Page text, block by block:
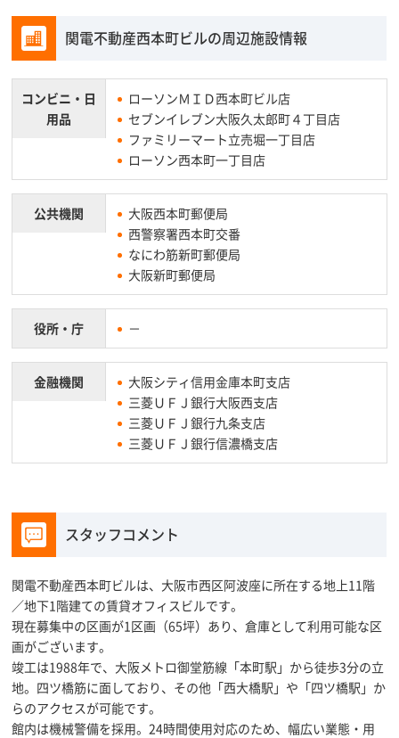
関電不動産西本町ビルの周辺施設情報
コンビニ・ 日
用品
ローソンＭＩＤ西本町ビル店
セブンイレブン大阪久太郎町４丁目店
ファミリーマート立売堀一丁目店
ローソン西本町一丁目店
公共機関
大阪西本町郵便局
西警察署西本町交番
なにわ筋新町郵便局
大阪新町郵便局
役所・庁 －
金融機関
大阪シティ信用金庫本町支店
三菱ＵＦＪ銀行大阪西支店
三菱ＵＦＪ銀行九条支店
三菱ＵＦＪ銀行信濃橋支店
スタッフコメント
関電不動産西本町ビルは、大阪市西区阿波座に所在する地上11階
／地下1階建ての賃貸オフィスビルです。
現在募集中の区画が1区画（65坪）あり、倉庫として利用可能な区
画がございます。
竣工は1988年で、大阪メトロ御堂筋線「本町駅」から徒歩3分の立
地。四ツ橋筋に面しており、その他「西大橋駅」や「四ツ橋駅」か
らのアクセスが可能です。
館内は機械警備を採用。24時間使用対応のため、幅広い業態・用